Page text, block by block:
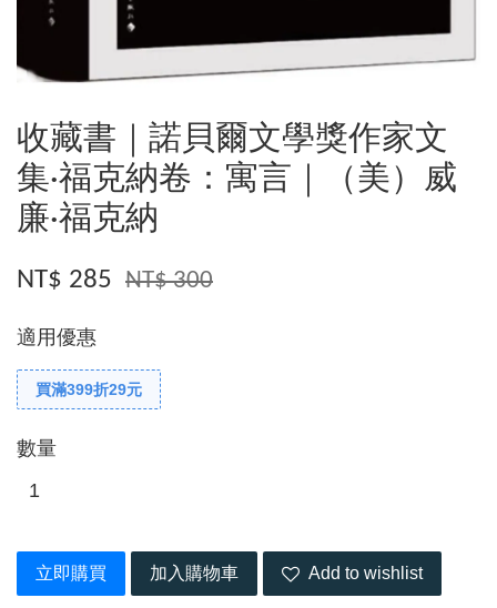
收藏書｜諾貝爾文學獎作家文
集·福克納卷：寓言｜（美）威
廉·福克納
NT$ 285 NT$ 300
適用優惠
買滿399折29元
數量
立即購買 加入購物車 Add to wishlist